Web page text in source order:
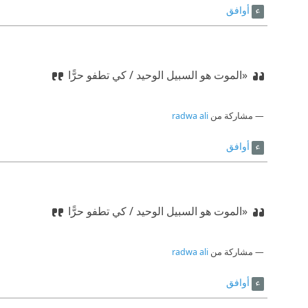
أوافق
«الموت هو السبيل الوحيد / كي تطفو حرًّا
مشاركة منradwa ali
أوافق
«الموت هو السبيل الوحيد / كي تطفو حرًّا
مشاركة منradwa ali
أوافق